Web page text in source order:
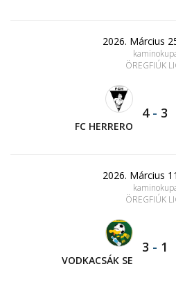
2026. Március
ÖREGFIÚK
FC HERRERO
4- 3
2026. Március
ÖREGFIÚK
VODKACSÁK SE
3 - 1